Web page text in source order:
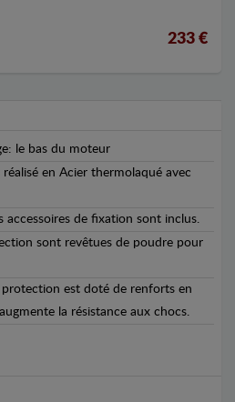
233 €
le bas du moteur
en Acier thermolaqué avec
accessoires de fixation sont inclus.
sont revêtues de poudre pour
protection est doté de renforts en
la résistance aux chocs.